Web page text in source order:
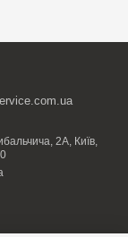
2А, Київ,